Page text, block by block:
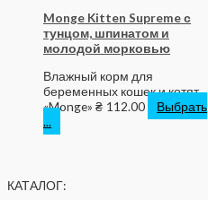
Monge Kitten Supreme с
тунцом, шпинатом и
молодой морковью
Влажный корм для
беременных кошек и котят
«Monge» ₴ 112.00
Выбрать
...
КАТАЛОГ: